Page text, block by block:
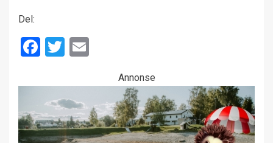
Del:
Facebook
Twitter
Annonse